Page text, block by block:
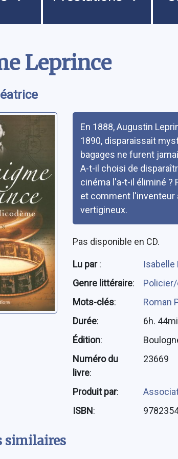
Leprince
En 1888, Augustin
1890, disparaissait
bagages ne furent
A-t-il choisi de
cinéma l'a-t-il éliminé ?
et comment l'inventeur
vertigineux.
Pas disponible en CD.
Lu par:
Isabelle
Genre littéraire:
Mots-clés: Roman
Durée:
6h.
Édition:
Numéro du
livre:
23669
Produit par:
ISBN:
similaires